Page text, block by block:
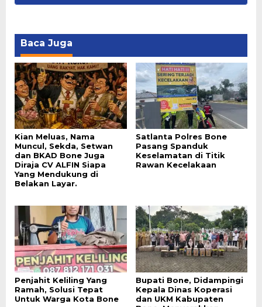
Baca Juga
Kian Meluas, Nama
Muncul, Sekda, Setwan
dan BKAD Bone Juga
Diraja CV ALFIN Siapa
Yang Mendukung di
Belakan Layar.
Satlanta Polres Bone
Pasang Spanduk
Keselamatan di Titik
Rawan Kecelakaan
Penjahit Keliling Yang
Ramah, Solusi Tepat
Untuk Warga Kota Bone
Bupati Bone, Didampingi
Kepala Dinas Koperasi
dan UKM Kabupaten